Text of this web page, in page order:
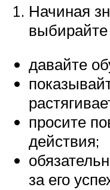
Начиная
выбирайте
давайте
просите
действия;
за его